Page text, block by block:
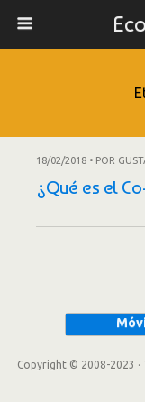
18/02/2018 • POR
¿Qué es el
Copyright © 2008-2023 ·